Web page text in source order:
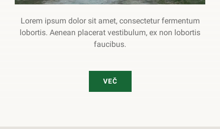
Lorem ipsum dolor sit amet, consectetur fermentum
lobortis. Aenean placerat vestibulum, ex non lobortis
faucibus.
VEČ